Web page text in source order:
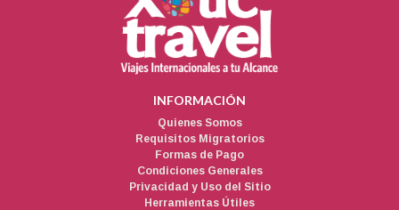
INFORMACIÓN
Quienes Somos
Requisitos Migratorios
Formas de Pago
Condiciones Generales
Privacidad y Uso del Sitio
Herramientas Útiles